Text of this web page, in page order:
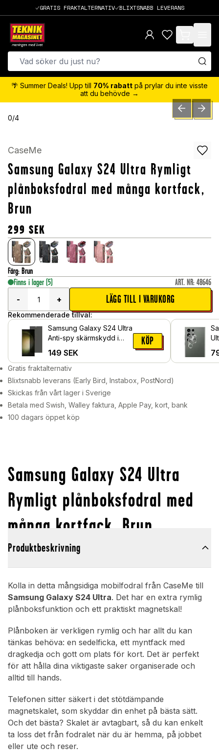
GRATIS FRAKTALTERNATIV BLIXTSNABB LEVERANS
items in cart,
🌴 Summer Deals! Upp till 70% rabatt på prylar du inte visste
att du behövde →
0/4 PREVIOUSNEXT
CaseMe
Samsung Galaxy S24 Ultra Rymligt
plånboksfodral med många kortfack,
Brun
299 SEK
Färg: Brun
Finns i lager (5) ART. NR: 48646
-
+ LÄGG TILL I VARUKORG
Rekommenderade tillval:
Samsung Galaxy S24 Ultra
Anti-spy skärmskydd i
149 SEK
KÖP
Gratis fraktalternativ
Blixtsnabb leverans (Early Bird, Instabox, PostNord)
Skickas från vårt lager i Sverige
Betala med Swish, Walley faktura, Apple Pay, kort, bank
100 dagars öppet köp
Samsung Galaxy S24 Ultra
Rymligt plånboksfodral med
många kortfack, Brun
Produktbeskrivning
Kolla in detta mångsidiga mobilfodral från CaseMe till
Samsung Galaxy S24 Ultra. Det har en extra rymlig
plånboksfunktion och ett praktiskt magnetskal!
Plånboken är verkligen rymlig och har allt du kan
tänkas behöva: en sedelficka, ett myntfack med
dragkedja och gott om plats för kort. Det är perfekt
för att hålla dina viktigaste saker organiserade och
alltid till hands.
Telefonen sitter säkert i det stötdämpande
magnetskalet, som skyddar din enhet på bästa sätt.
Och det bästa? Skalet är avtagbart, så du kan enkelt
ta loss det från fodralet när du är hemma, på jobbet
eller ute och reser.